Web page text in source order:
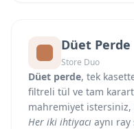
Düet Perde
Store Duo
Düet perde, tek
filtreli tül ve tam
mahremiyet
Her iki ihtiyacı aynı